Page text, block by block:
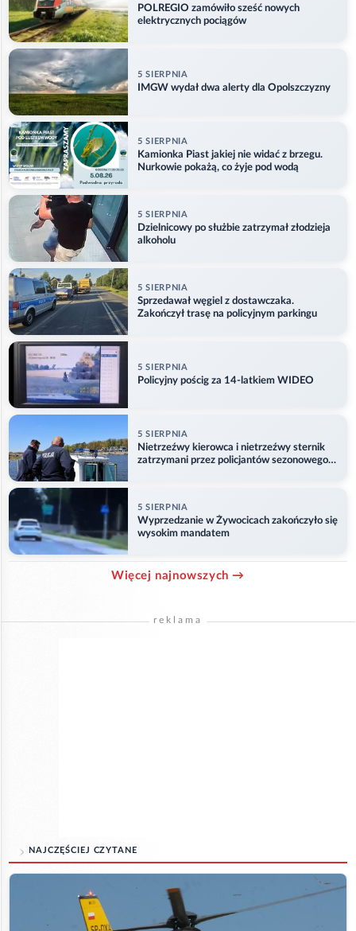
POLREGIO zamówiło sześć nowych
elektrycznych pociągów
5 SIERPNIA
IMGW wydał dwa alerty dla Opolszczyzny
5 SIERPNIA
Kamionka Piast jakiej nie widać z brzegu.
Nurkowie pokażą, co żyje pod wodą
5 SIERPNIA
Dzielnicowy po służbie zatrzymał złodzieja
alkoholu
5 SIERPNIA
Sprzedawał węgiel z dostawczaka.
Zakończył trasę na policyjnym parkingu
5 SIERPNIA
Policyjny pościg za 14-latkiem WIDEO
5 SIERPNIA
Nietrzeźwy kierowca i nietrzeźwy sternik
zatrzymani przez policjantów sezonowego
5 SIERPNIA
Wyprzedzanie w Żywocicach zakończyło się
wysokim mandatem
Więcej najnowszych →
reklama
NAJCZĘŚCIEJ CZYTANE